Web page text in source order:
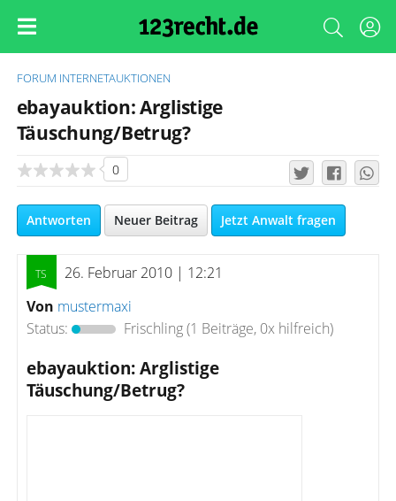
FORUM INTERNETAUKTIONEN
ebayauktion: Arglistige
Täuschung/Betrug?
0
Antworten Neuer Beitrag Jetzt Anwalt fragen
26. Februar 2010 | 12:21
Von mustermaxi
Status:
Frischling(1 Beiträge, 0x hilfreich)
ebayauktion: Arglistige
Täuschung/Betrug?